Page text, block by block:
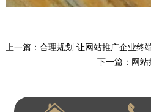
上一篇： 合理规划 让网站推广企业终
下一篇： 网站